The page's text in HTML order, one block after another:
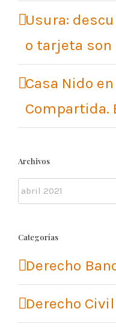
Usura:
o tarjeta son
Casa Nido
Compartida.
Archivos
Archivos
Categorías
Derecho
Derecho Civil